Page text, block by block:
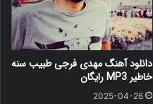
دانلود آهنگ مهدی فرجی طبیب سنه
خاطیر MP3 رایگان
2025-04-26